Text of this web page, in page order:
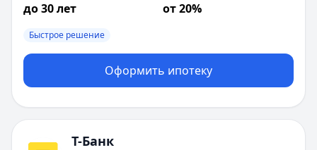
до 30 лет от 20%
Быстрое решение
Оформить ипотеку
Т-Банк